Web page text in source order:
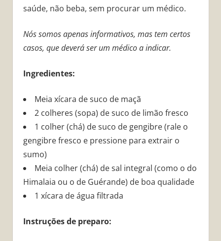
saúde, não beba, sem procurar um médico.
Nós somos apenas informativos, mas tem certos
casos, que deverá ser um médico a indicar.
Ingredientes:
Meia xícara de suco de maçã
2 colheres (sopa) de suco de limão fresco
1 colher (chá) de suco de gengibre (rale o
gengibre fresco e pressione para extrair o
sumo)
Meia colher (chá) de sal integral (como o do
Himalaia ou o de Guérande) de boa qualidade
1 xícara de água filtrada
Instruções de preparo: